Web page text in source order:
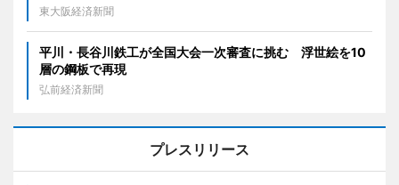
東大阪経済新聞
平川・長谷川鉄工が全国大会一次審査に挑む 浮世絵を10
層の鋼板で再現
弘前経済新聞
プレスリリース